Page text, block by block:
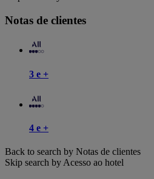
Notas de clientes
3 e +
4 e +
Back to search by Notas de clientes
Skip search by Acesso ao hotel